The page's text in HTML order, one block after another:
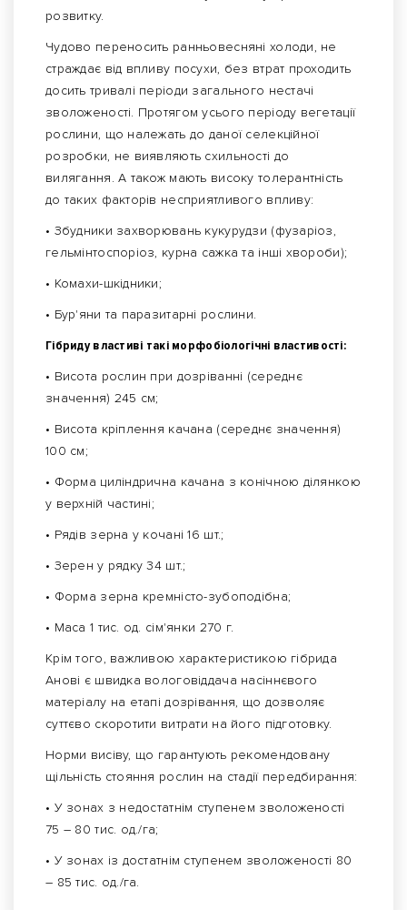
розвитку.
Чудово переносить ранньовесняні холоди, не
страждає від впливу посухи, без втрат проходить
досить тривалі періоди загального нестачі
зволоженості. Протягом усього періоду вегетації
рослини, що належать до даної селекційної
розробки, не виявляють схильності до
вилягання. А також мають високу толерантність
до таких факторів несприятливого впливу:
• Збудники захворювань кукурудзи (фузаріоз,
гельмінтоспоріоз, курна сажка та інші хвороби);
• Комахи-шкідники;
• Бур'яни та паразитарні рослини.
Гібриду властиві такі морфобіологічні властивості:
• Висота рослин при дозріванні (середнє
значення) 245 см;
• Висота кріплення качана (середнє значення)
100 см;
• Форма циліндрична качана з конічною ділянкою
у верхній частині;
• Рядів зерна у кочані 16 шт.;
• Зерен у рядку 34 шт.;
• Форма зерна кремністо-зубоподібна;
• Маса 1 тис. од. сім'янки 270 г.
Крім того, важливою характеристикою гібрида
Анові є швидка вологовіддача насіннєвого
матеріалу на етапі дозрівання, що дозволяє
суттєво скоротити витрати на його підготовку.
Норми висіву, що гарантують рекомендовану
щільність стояння рослин на стадії передбирання:
• У зонах з недостатнім ступенем зволоженості
75 – 80 тис. од./га;
• У зонах із достатнім ступенем зволоженості 80
– 85 тис. од./га.